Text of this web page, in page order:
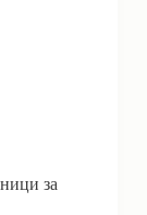
за